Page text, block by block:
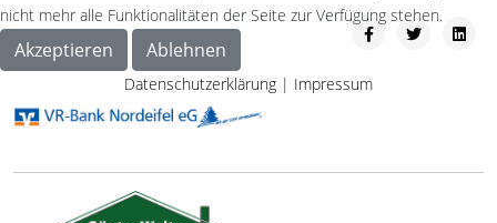
nicht mehr alle Funktionalitäten der Seite zur Verfügung stehen.
Akzeptieren Ablehnen
Datenschutzerklärung | Impressum